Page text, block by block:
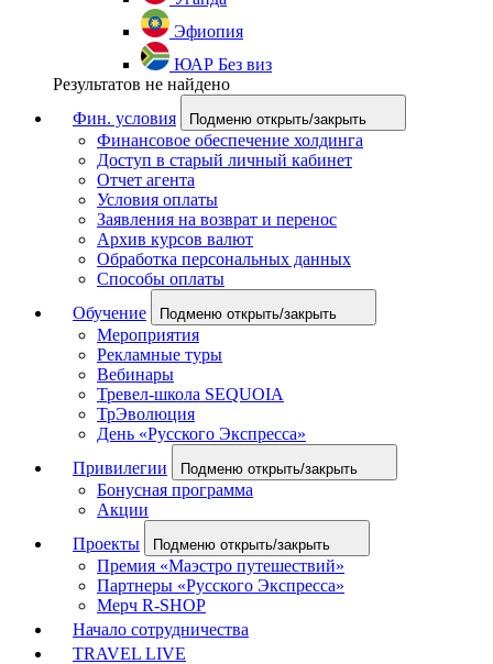
Эфиопия
ЮАР Без виз
Результатов не найдено
Фин. условия
Подменю открыть/закрыть
Финансовое обеспечение холдинга
Доступ в старый личный кабинет
Отчет агента
Условия оплаты
Заявления на возврат и перенос
Архив курсов валют
Обработка персональных данных
Способы оплаты
Обучение
Подменю открыть/закрыть
Мероприятия
Рекламные туры
Вебинары
Тревел-школа SEQUOIA
ТрЭволюция
День «Русского Экспресса»
Привилегии
Подменю открыть/закрыть
Бонусная программа
Акции
Проекты
Подменю открыть/закрыть
Премия «Маэстро путешествий»
Партнеры «Русского Экспресса»
Мерч R-SHOP
Начало сотрудничества
TRAVEL LIVE